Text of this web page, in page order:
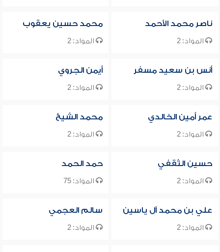
ناصر محمد الأحمد
المواد: 2
محمد حسين يعقوب
المواد: 2
أنس بن سعيد مسفر
المواد: 2
أيمن الجروي
المواد: 2
عمر أمين الخالدي
المواد: 2
محمد الشيخ
المواد: 2
حسين الثقفي
المواد: 2
حمد الحمد
المواد: 75
علي بن محمد آل ياسين
المواد: 2
سالم العجمي
المواد: 2